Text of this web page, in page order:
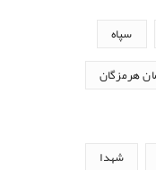
سپاه
هرمزگان
شهدا